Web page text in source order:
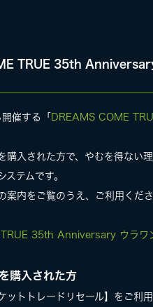
SITE
TRUE 35th
催する「 DREAMS COME
購入された方で、やむを得な
ステムです。
案内をご覧のうえ、ご利用くださ
TRUE 35th Anniversary ウラ
購入された方
ットトレードリセール】をご利用